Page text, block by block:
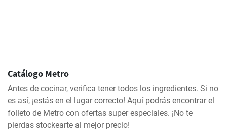
Catálogo Metro
Antes de cocinar, verifica tener todos los ingredientes. Si no
es así, ¡estás en el lugar correcto! Aquí podrás encontrar el
folleto de Metro con ofertas super especiales. ¡No te
pierdas stockearte al mejor precio!